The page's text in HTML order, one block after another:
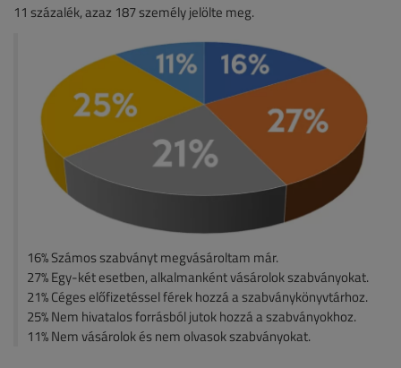
11 százalék, azaz 187 személy jelölte meg.
16% Számos szabványt megvásároltam már.
27% Egy-két esetben, alkalmanként vásárolok szabványokat.
21% Céges előfizetéssel férek hozzá a szabványkönyvtárhoz.
25% Nem hivatalos forrásból jutok hozzá a szabványokhoz.
11% Nem vásárolok és nem olvasok szabványokat.